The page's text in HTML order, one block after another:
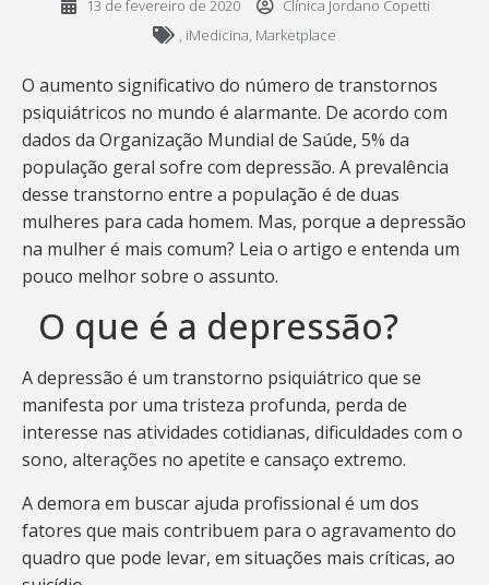
13 de fevereiro de 2020
Clínica Jordano Copetti
, iMedicina, Marketplace
O aumento significativo do número de transtornos
psiquiátricos no mundo é alarmante. De acordo com
dados da Organização Mundial de Saúde, 5% da
população geral sofre com depressão. A prevalência
desse transtorno entre a população é de duas
mulheres para cada homem. Mas, porque a depressão
na mulher é mais comum? Leia o artigo e entenda um
pouco melhor sobre o assunto.
O que é a depressão?
A depressão é um transtorno psiquiátrico que se
manifesta por uma tristeza profunda, perda de
interesse nas atividades cotidianas, dificuldades com o
sono, alterações no apetite e cansaço extremo.
A demora em buscar ajuda profissional é um dos
fatores que mais contribuem para o agravamento do
quadro que pode levar, em situações mais críticas, ao